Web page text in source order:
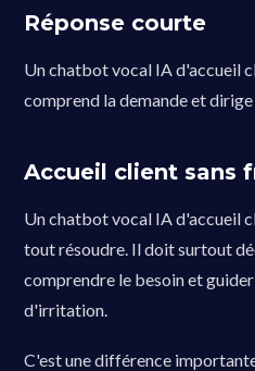
Réponse courte
Un chatbot vocal IA d'accueil
comprend la demande et
Accueil client sans
Un chatbot vocal IA d'accueil
tout résoudre. Il doit surtout
comprendre le besoin et
d'irritation.
C'est une différence